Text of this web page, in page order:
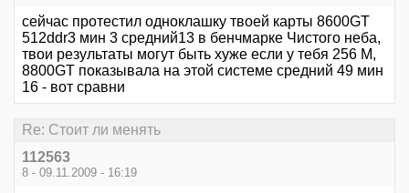
сейчас протестил одноклашку твоей карты 8600GT
512ddr3 мин 3 средний13 в бенчмарке Чистого неба,
твои результаты могут быть хуже если у тебя 256 М,
8800GT показывала на этой системе средний 49 мин
16 - вот сравни
Re: Стоит ли менять
112563
8 - 09.11.2009 - 16:19